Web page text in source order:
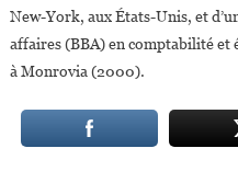
New-York, aux États-Unis, et
affaires (BBA) en comptabilité et
à Monrovia (2000).